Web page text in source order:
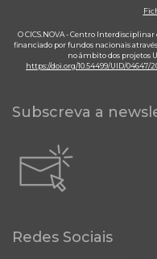
O CICS.NOVA - Centro Interdisciplinar
financiado por fundos nacionais através
no âmbito dos projetos
https://doi.org/10.54499/UID/04647/
Subscreva a
Redes Sociais